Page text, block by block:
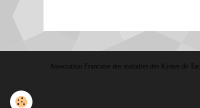
Association Francaise des maladies des Kystes de